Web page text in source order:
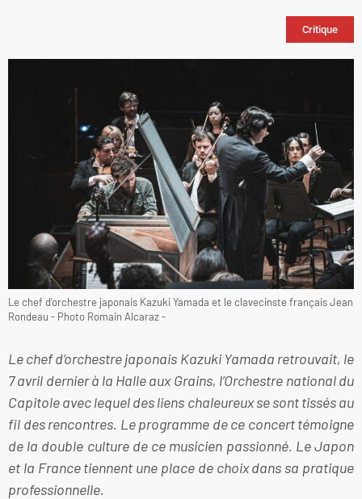
Critique
Le chef d'orchestre japonais Kazuki Yamada et le clavecinste français Jean
Rondeau - Photo Romain Alcaraz -
Le chef d’orchestre japonais Kazuki Yamada retrouvait, le
7 avril dernier à la Halle aux Grains, l’Orchestre national du
Capitole avec lequel des liens chaleureux se sont tissés au
fil des rencontres. Le programme de ce concert témoigne
de la double culture de ce musicien passionné. Le Japon
et la France tiennent une place de choix dans sa pratique
professionnelle.